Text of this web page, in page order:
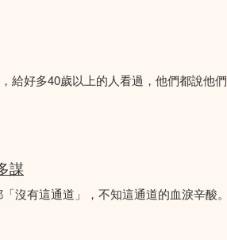
好多40歲以上的人看過，他們都說他
謀
沒有這通道」，不知這通道的血淚辛酸